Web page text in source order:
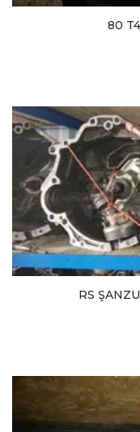
80
RS